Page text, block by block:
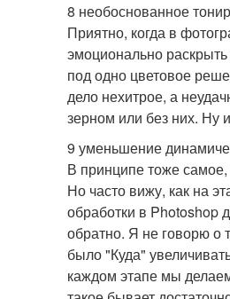
8 необоснованное
Приятно, когда в
эмоционально
под одно цветовое
дело нехитрое, а
зерном или без них. Ну
9 уменьшение
В принципе тоже самое,
Но часто вижу, как на
обработки в Photoshop
обратно. Я не говорю о
было "Куда"
каждом этапе мы